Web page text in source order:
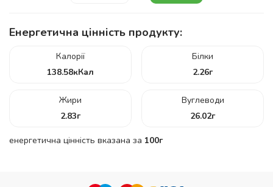
Енергетична цінність продукту:
Калорії
138.58кКал
Білки
2.26г
Жири
2.83г
Вуглеводи
26.02г
енергетична цінність вказана за 100г